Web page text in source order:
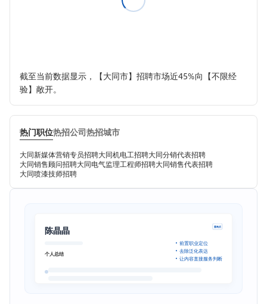
截至当前数据显示，【大同市】招聘市场近45%向【不限经
验】敞开。
热门职位热招公司热招城市
大同新媒体营销专员招聘大同机电工招聘大同分销代表招聘
大同销售顾问招聘大同电气监理工程师招聘大同销售代表招聘
大同喷漆技师招聘
陈晶晶 重构后
个人总结
前置职业定位
去除泛化表达
让内容直接服务判断